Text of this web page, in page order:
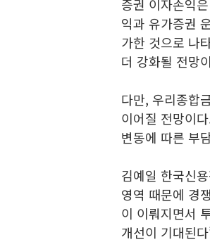
증권 이자손익
익과 유가증권
가한 것으로 나
더 강화될 전망
다만, 우리종합
이어질 전망이
변동에 따른 부
김예일 한국신
영역 때문에 경
이 이뤄지면서
개선이 기대된